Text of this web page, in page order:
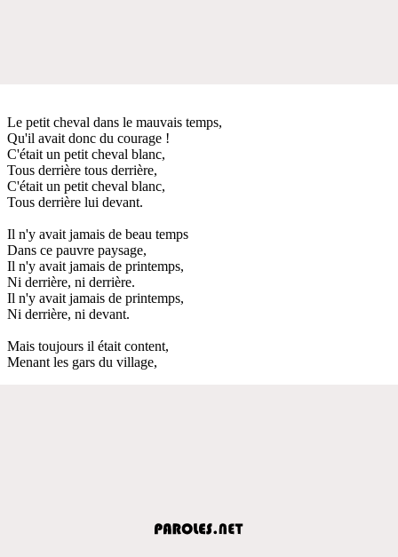
Le petit cheval dans le mauvais temps,
Qu'il avait donc du courage !
C'était un petit cheval blanc,
Tous derrière tous derrière,
C'était un petit cheval blanc,
Tous derrière lui devant.
Il n'y avait jamais de beau temps
Dans ce pauvre paysage,
Il n'y avait jamais de printemps,
Ni derrière, ni derrière.
Il n'y avait jamais de printemps,
Ni derrière, ni devant.
Mais toujours il était content,
Menant les gars du village,